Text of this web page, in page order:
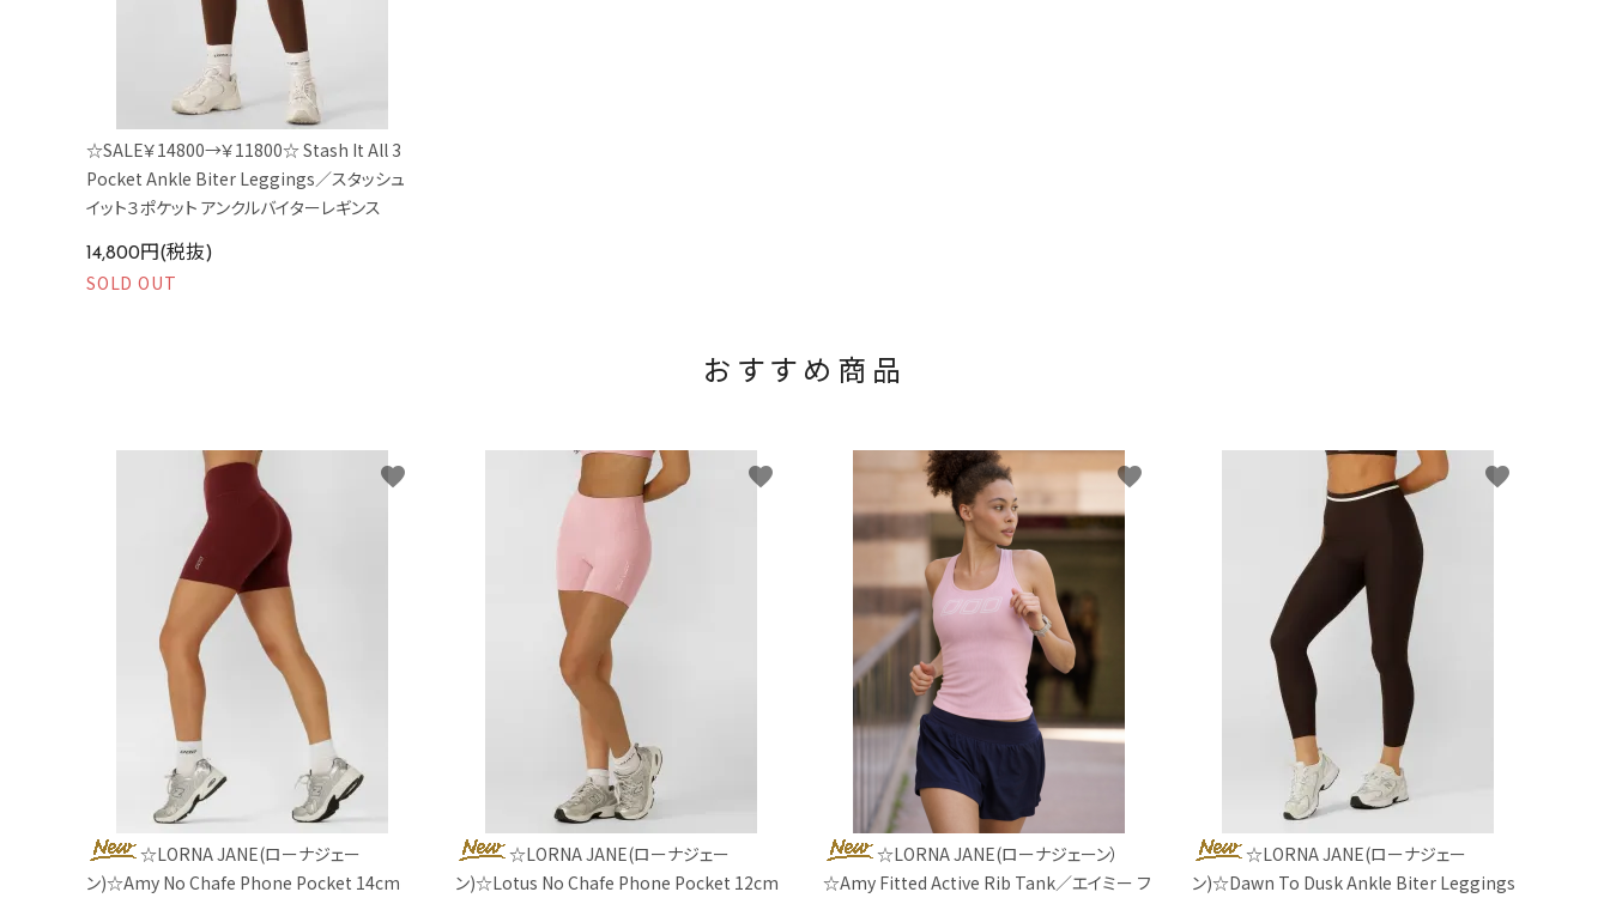
☆SALE￥14800→￥11800☆ Stash It All 3
Pocket Ankle Biter Leggings／スタッシュ
イット３ポケット アンクルバイターレギンス
14,800円(税抜)
SOLD OUT
おすすめ商品
☆LORNA JANE(ローナジェー
ン)☆Amy No Chafe Phone Pocket 14cm
favorite
☆LORNA JANE(ローナジェー
ン)☆Lotus No Chafe Phone Pocket 12cm
favorite
☆LORNA JANE(ローナジェーン）
☆Amy Fitted Active Rib Tank／エイミー フ
favorite
☆LORNA JANE(ローナジェー
ン)☆Dawn To Dusk Ankle Biter Leggings
favorite